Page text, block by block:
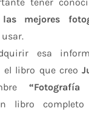
mejores
esa
el libro que creo
libro